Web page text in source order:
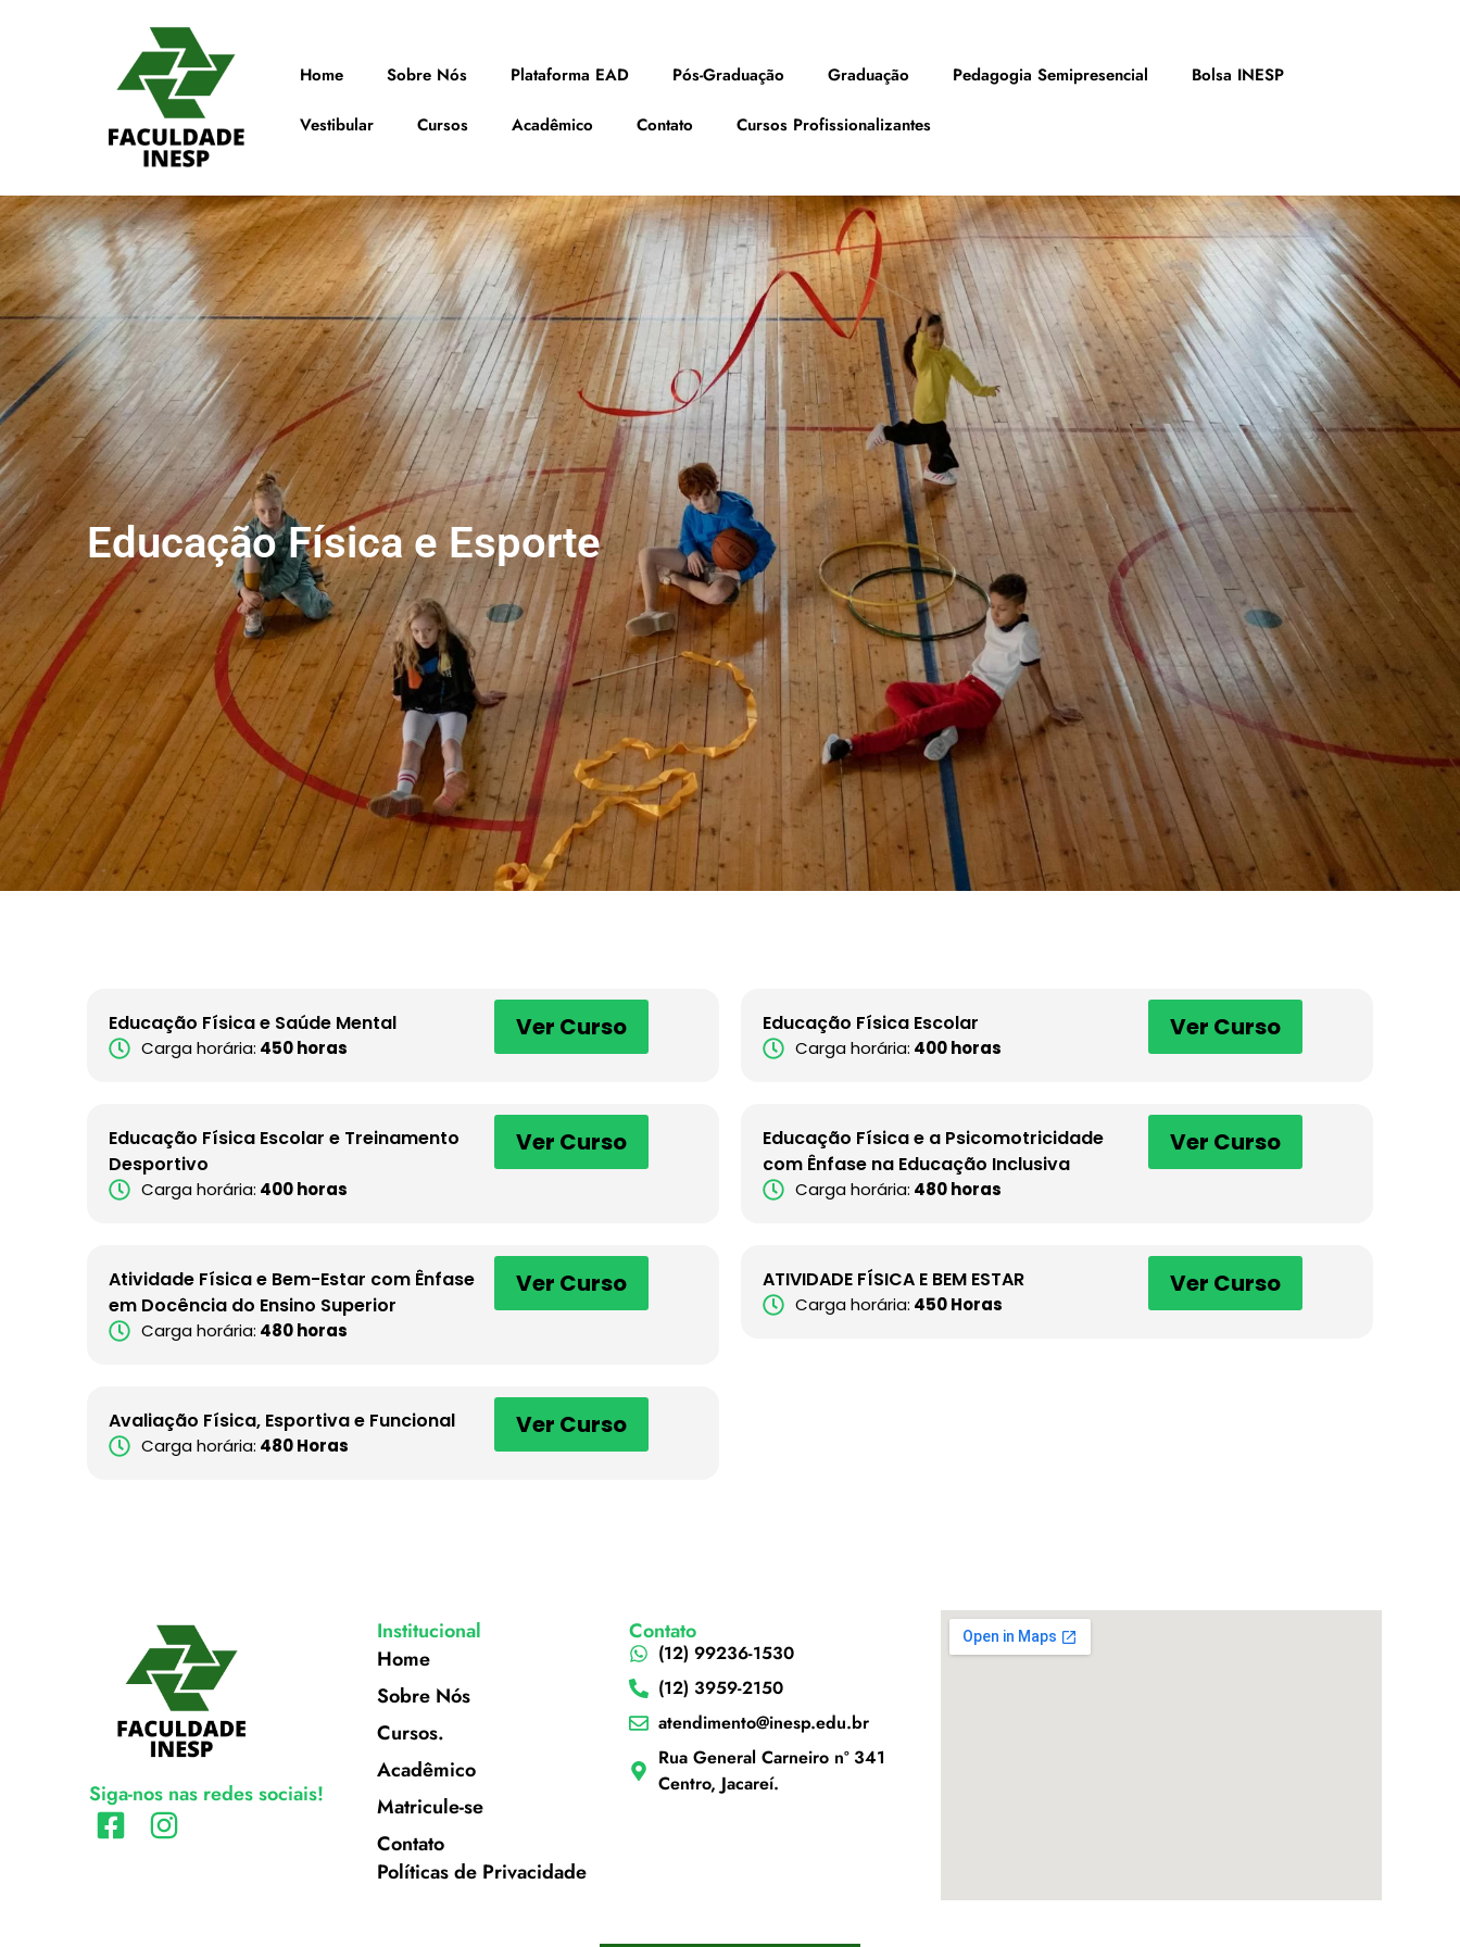
Home Sobre Nós Plataforma EAD Pós-Graduação Graduação Pedagogia Semipresencial Bolsa INESP
Vestibular Cursos Acadêmico Contato Cursos Profissionalizantes
Educação Física e Esporte
Educação Física e Saúde Mental
Carga horária: 450 horas
Ver Curso Educação Física Escolar
Carga horária: 400 horas
Ver Curso
Educação Física Escolar e Treinamento
Desportivo
Carga horária: 400 horas
Ver Curso
Educação Física e a Psicomotricidade
com Ênfase na Educação Inclusiva
Carga horária: 480 horas
Ver Curso
Atividade Física e Bem-Estar com Ênfase
em Docência do Ensino Superior
Carga horária: 480 horas
Ver Curso ATIVIDADE FÍSICA E BEM ESTAR
Carga horária: 450 Horas
Ver Curso
Avaliação Física, Esportiva e Funcional
Carga horária: 480 Horas
Ver Curso
Siga-nos nas redes sociais!
Institucional
Home
Sobre Nós
Cursos.
Acadêmico
Matricule-se
Contato
Políticas de Privacidade
Contato
(12) 99236-1530
(12) 3959-2150
atendimento@inesp.edu.br
Rua General Carneiro nº 341
Centro, Jacareí.